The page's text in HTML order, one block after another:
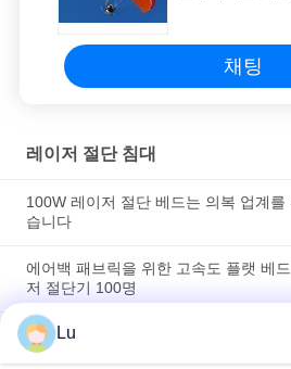
채팅
레이저 절단 침대
100W 레이저 절단 베드는 의복 업계
습니다
에어백 패브릭을 위한 고속도 플랫 베
저 절단기 100명
산업적 래이저 커팅 머신 베드 가구 천
절단기
Lu